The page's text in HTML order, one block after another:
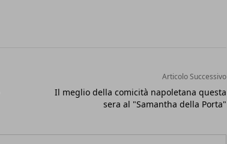
Articolo Successivo
Il meglio della comicità napoletana questa
sera al "Samantha della Porta"